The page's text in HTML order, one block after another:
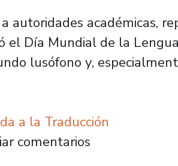
autoridades académicas,
el Día Mundial de la
lusófono y,
a la Traducción
de Língua
comentarios